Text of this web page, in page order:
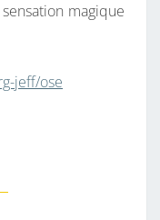
magique
jeff/ose